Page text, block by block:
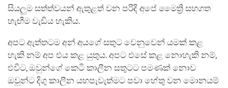
සියලුම සත්ත්වයන් ඇතුළත් වන පරිදි අපේ මෛත්‍රි සහගත
හැඟීම වැඩිය හැකිය.
අපට ඇත්තටම අන් අයගේ සතුට වෙනුවෙන් යමක් කළ
හැකි නම් අප එය කළ යුතුය. අපට එසේ කළ නොහැකි නම්,
එවිට, ඔවුන්ගේ කෙටි කාලීන සතුටට පමණක් නොව
ඔවුන්ට දිගු කාලීන යහපැවැත්මට පවා හේතු වන මොනයම්